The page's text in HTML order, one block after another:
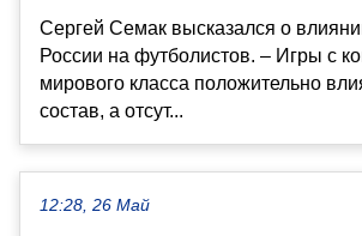
Сергей Семак высказался о
России на футболистов. – Игры с
мирового класса положительно
состав, а отсут...
12:28, 26 Май